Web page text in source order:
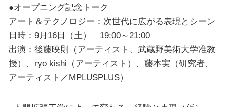
●オープニング記念トーク
アート＆テクノロジー：次世代に広がる表現とシーン
日時：9月16日（土） 19:00～21:00
出演：後藤映則（アーティスト、武蔵野美術大学准教
授）、ryo kishi（アーティスト）、藤本実（研究者、
アーティスト／MPLUSPLUS）